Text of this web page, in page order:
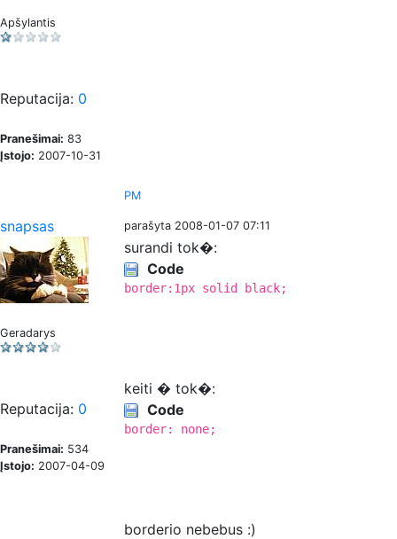
Apšylantis
Reputacija: 0
Pranešimai: 83
Įstojo: 2007-10-31
PM
snapsas parašyta 2008-01-07 07:11
Geradarys
Reputacija: 0
Pranešimai: 534
Įstojo: 2007-04-09
surandi tok�:
Code
border:1px solid black;
keiti � tok�:
Code
border: none;
borderio nebebus :)